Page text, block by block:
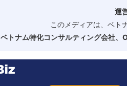
運
このメディアは、ベト
ベトナム特化コンサルティング会社、